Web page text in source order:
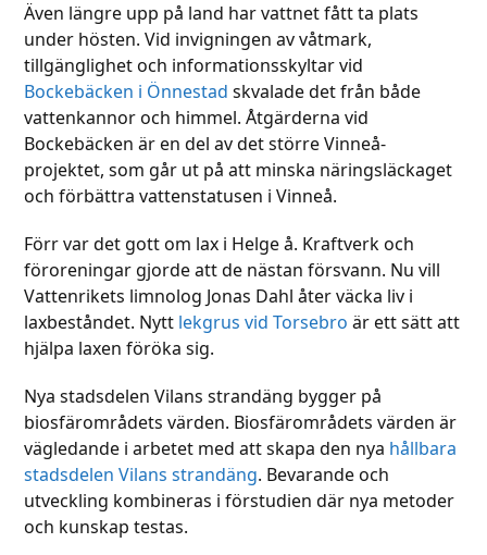
Även längre upp på land har vattnet fått ta plats
under hösten. Vid invigningen av våtmark,
tillgänglighet och informationsskyltar vid
Bockebäcken i Önnestad skvalade det från både
vattenkannor och himmel. Åtgärderna vid
Bockebäcken är en del av det större Vinneå-
projektet, som går ut på att minska näringsläckaget
och förbättra vattenstatusen i Vinneå.
Förr var det gott om lax i Helge å. Kraftverk och
föroreningar gjorde att de nästan försvann. Nu vill
Vattenrikets limnolog Jonas Dahl åter väcka liv i
laxbeståndet. Nytt lekgrus vid Torsebro är ett sätt att
hjälpa laxen föröka sig.
Nya stadsdelen Vilans strandäng bygger på
biosfärområdets värden. Biosfärområdets värden är
vägledande i arbetet med att skapa den nya hållbara
stadsdelen Vilans strandäng. Bevarande och
utveckling kombineras i förstudien där nya metoder
och kunskap testas.